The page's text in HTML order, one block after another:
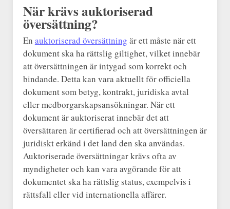
När krävs auktoriserad
översättning?
En auktoriserad översättning är ett måste när ett
dokument ska ha rättslig giltighet, vilket innebär
att översättningen är intygad som korrekt och
bindande. Detta kan vara aktuellt för officiella
dokument som betyg, kontrakt, juridiska avtal
eller medborgarskapsansökningar. När ett
dokument är auktoriserat innebär det att
översättaren är certifierad och att översättningen är
juridiskt erkänd i det land den ska användas.
Auktoriserade översättningar krävs ofta av
myndigheter och kan vara avgörande för att
dokumentet ska ha rättslig status, exempelvis i
rättsfall eller vid internationella affärer.